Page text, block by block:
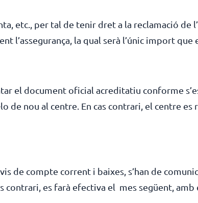
etc., per tal de tenir dret a la reclamació de
l’assegurança, la qual serà l’únic import
el document oficial acreditatiu conforme
de nou al centre. En cas contrari, el centre
de compte corrent i baixes, s’han de
contrari, es farà efectiva el mes següent,